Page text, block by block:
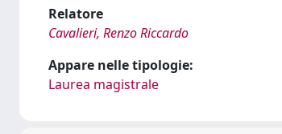
Relatore
Cavalieri, Renzo Riccardo
Appare nelle tipologie:
Laurea magistrale